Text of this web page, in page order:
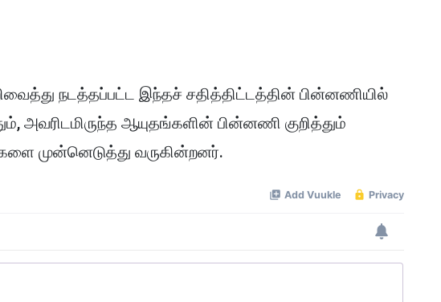
நடத்தப்பட்ட இந்தச் சதித்திட்டத்தின் பின்னணியில்
அவரிடமிருந்த ஆயுதங்களின் பின்னணி குறித்தும்
முன்னெடுத்து வருகின்றனர்.